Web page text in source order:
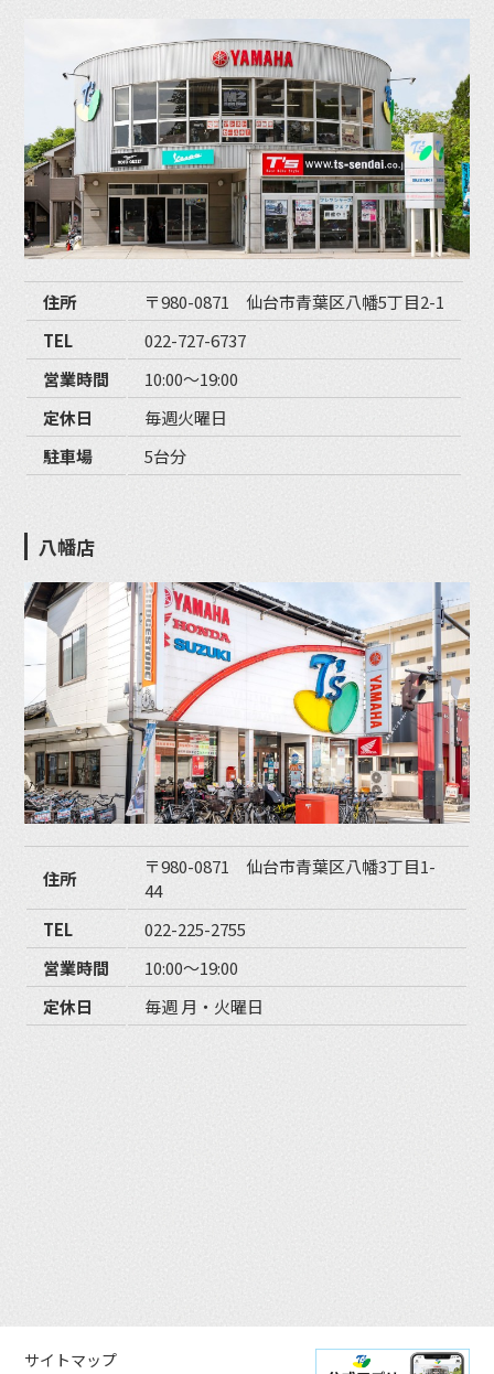
住所
〒980-0871 仙台市青葉区八幡5丁目2-1
TEL
022-727-6737
営業時間
10:00〜19:00
定休日
毎週火曜日
駐車場
5台分
八幡店
住所
〒980-0871 仙台市青葉区八幡3丁目1-
44
TEL
022-225-2755
営業時間
10:00〜19:00
定休日
毎週 月・火曜日
サイトマップ